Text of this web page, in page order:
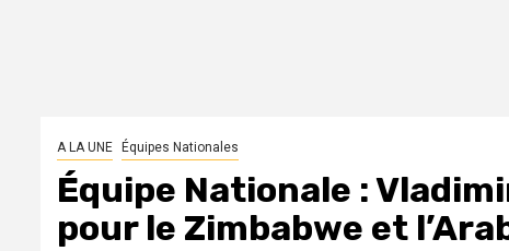
A LA UNE Équipes Nationales
Équipe Nationale :
pour le Zimbabwe et